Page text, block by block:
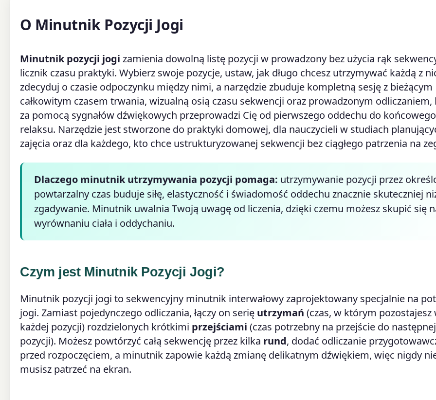
O Minutnik Pozycji Jogi
Minutnik pozycji jogi zamienia dowolną listę pozycji w prowadzony bez użycia rąk
licznik czasu praktyki. Wybierz swoje pozycje, ustaw, jak długo chcesz utrzymywać każdą z
zdecyduj o czasie odpoczynku między nimi, a narzędzie zbuduje kompletną sesję z bieżącym
całkowitym czasem trwania, wizualną osią czasu sekwencji oraz prowadzonym
za pomocą sygnałów dźwiękowych przeprowadzi Cię od pierwszego oddechu do końcowego
relaksu. Narzędzie jest stworzone do praktyki domowej, dla nauczycieli w studiach
zajęcia oraz dla każdego, kto chce ustrukturyzowanej sekwencji bez ciągłego patrzenia na
Dlaczego minutnik utrzymywania pozycji pomaga: utrzymywanie pozycji przez
powtarzalny czas buduje siłę, elastyczność i świadomość oddechu znacznie skuteczniej
zgadywanie. Minutnik uwalnia Twoją uwagę od liczenia, dzięki czemu możesz skupić się
wyrównaniu ciała i oddychaniu.
Czym jest Minutnik Pozycji Jogi?
Minutnik pozycji jogi to sekwencyjny minutnik interwałowy zaprojektowany specjalnie na
jogi. Zamiast pojedynczego odliczania, łączy on serię utrzymań (czas, w którym pozostajesz
każdej pozycji) rozdzielonych krótkimi przejściami (czas potrzebny na przejście do następnej
pozycji). Możesz powtórzyć całą sekwencję przez kilka rund, dodać odliczanie
przed rozpoczęciem, a minutnik zapowie każdą zmianę delikatnym dźwiękiem, więc nigdy
musisz patrzeć na ekran.